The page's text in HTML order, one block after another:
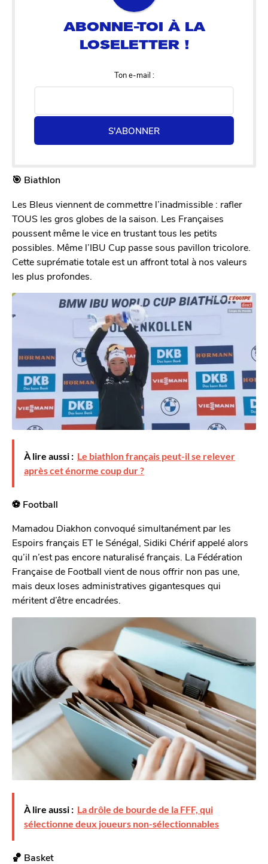
Ton e-mail :
S'ABONNER
🎯 Biathlon
Les Bleus viennent de commettre l’inadmissible : rafler
TOUS les gros globes de la saison. Les Françaises
poussent même le vice en trustant tous les petits
possibles. Même l’IBU Cup passe sous pavillon tricolore.
Cette suprématie totale est un affront total à nos valeurs
les plus profondes.
À lire aussi : Le biathlon français peut-il se relever
après cet énorme coup dur ?
⚽️ Football
Mamadou Diakhon convoqué simultanément par les
Espoirs français ET le Sénégal, Sidiki Chérif appelé alors
qu’il n’est pas encore naturalisé français. La Fédération
Française de Football vient de nous offrir non pas une,
mais deux loses administratives gigantesques qui
méritent d’être encadrées.
À lire aussi : La drôle de bourde de la FFF, qui
sélectionne deux joueurs non-sélectionnables
🏀 Basket